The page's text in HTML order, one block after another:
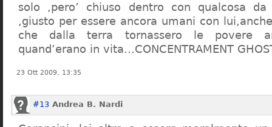
solo ,pero’ chiuso dentro con qualcosa
,giusto per essere ancora umani con
che dalla terra tornassero le povere
quand’erano in vita…CONCENTRAMENT
23 Ott 2009, 13:35
#13 Andrea B. Nardi